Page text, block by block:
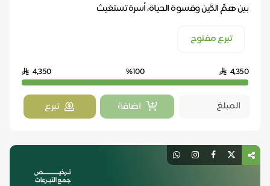
بين همِّ الدَّين وقسوة الحياة، أسرة تستغيث
تبرع مفتوح
4,350
%100
4,350
اضافة تبرع